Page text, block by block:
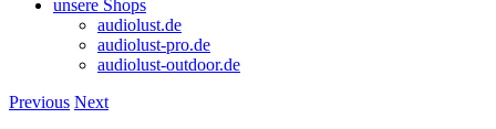
unsere Shops
audiolust.de
audiolust-pro.de
audiolust-outdoor.de
Previous Next